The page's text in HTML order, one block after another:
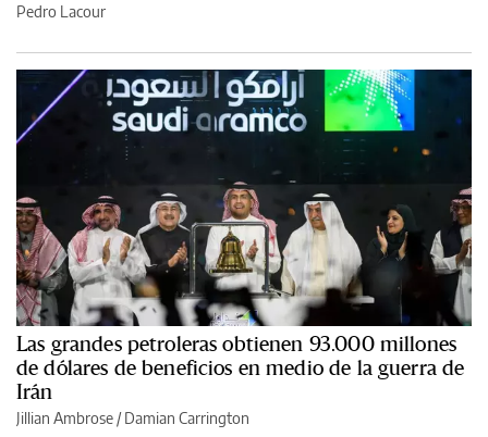
Pedro Lacour
Las grandes petroleras obtienen 93.000 millones
de dólares de beneficios en medio de la guerra de
Irán
Jillian Ambrose / Damian Carrington